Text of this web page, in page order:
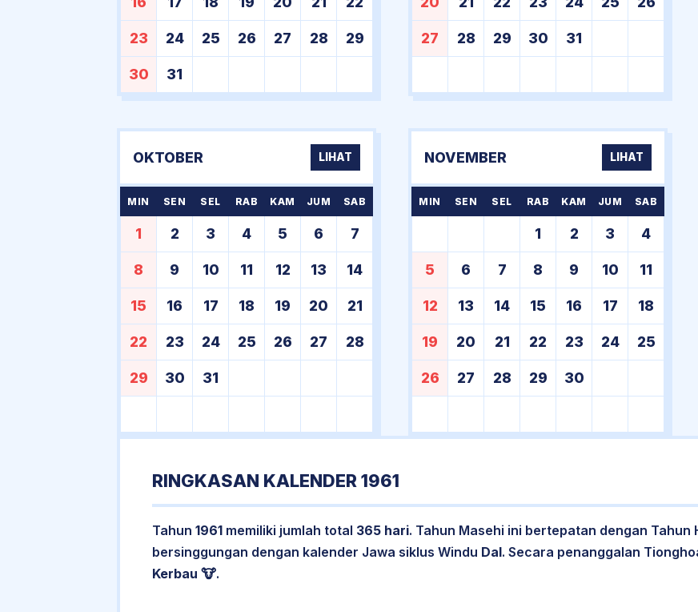
23 24 25 26 27 28 29
30 31
27 28 29 30 31
OKTOBER LIHAT
MIN SEN SEL RAB KAM JUM SAB
1 2 3 4 5 6 7
8 9 10 11 12 13 14
15 16 17 18 19 20 21
22 23 24 25 26 27 28
29 30 31
NOVEMBER LIHAT
MIN SEN SEL RAB KAM JUM SAB
1 2 3 4
5 6 7 8 9 10 11
12 13 14 15 16 17 18
19 20 21 22 23 24 25
26 27 28 29 30
RINGKASAN KALENDER 1961
Tahun 1961 memiliki jumlah total 365 hari. Tahun Masehi ini bertepatan dengan Tahun
bersinggungan dengan kalender Jawa siklus Windu Dal. Secara penanggalan
Kerbau 🐮.